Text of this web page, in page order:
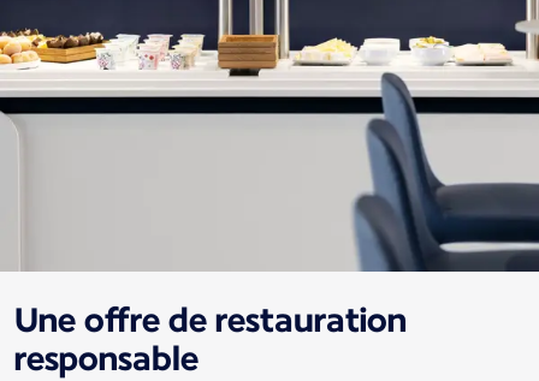
Une offre de restauration
responsable